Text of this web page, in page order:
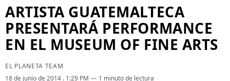
ARTISTA GUATEMALTECA
PRESENTARÁ PERFORMANCE
EN EL MUSEUM OF FINE ARTS
EL PLANETA TEAM
18 de junio de 2014 . 1:29 PM 1 minuto de lectura